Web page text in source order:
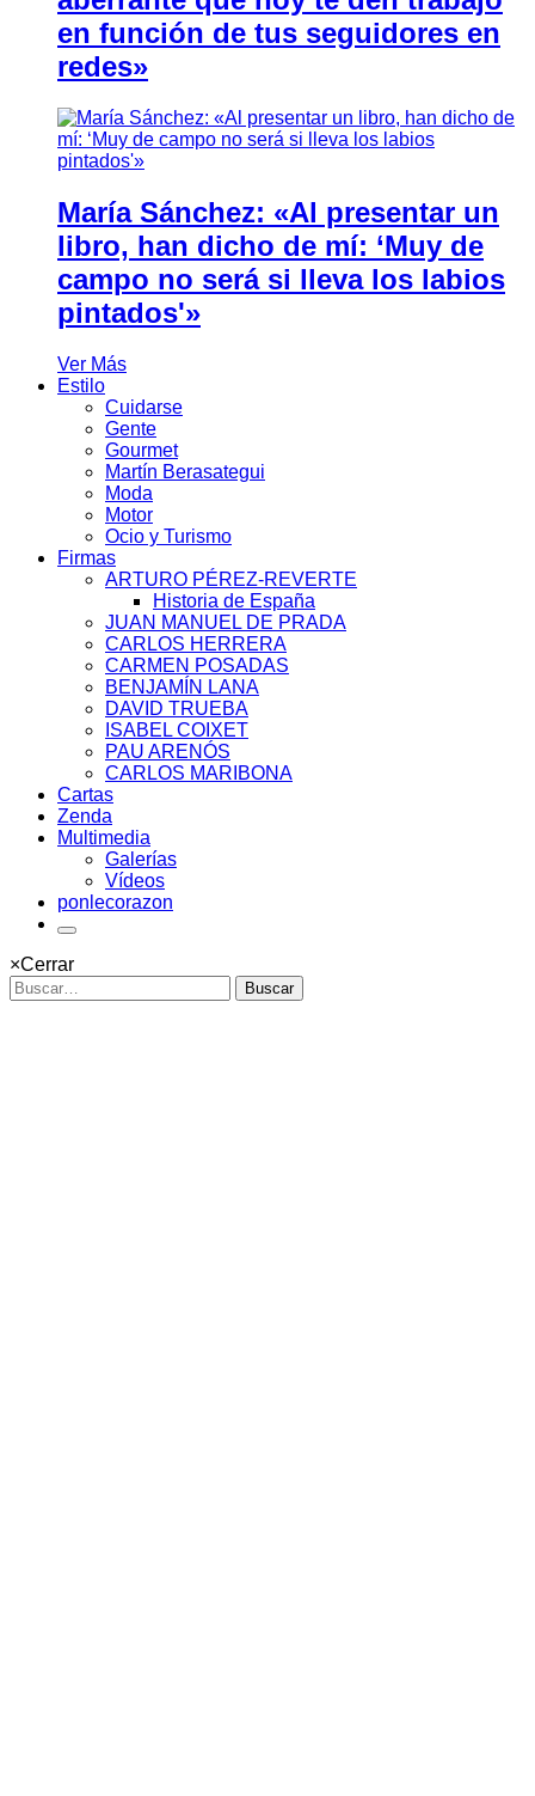
en función de tus seguidores en
redes»
María Sánchez: «Al presentar un
libro, han dicho de mí: ‘Muy de
campo no será si lleva los labios
pintados'»
Ver Más
Estilo
Cuidarse
Gente
Gourmet
Martín Berasategui
Moda
Motor
Ocio y Turismo
Firmas
ARTURO PÉREZ-REVERTE
Historia de España
JUAN MANUEL DE PRADA
CARLOS HERRERA
CARMEN POSADAS
BENJAMÍN LANA
DAVID TRUEBA
ISABEL COIXET
PAU ARENÓS
CARLOS MARIBONA
Cartas
Zenda
Multimedia
Galerías
Vídeos
ponlecorazon
×Cerrar
Buscar